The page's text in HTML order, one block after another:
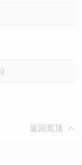
返回页顶